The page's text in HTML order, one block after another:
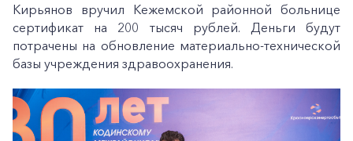
Кирьянов вручил Кежемской районной больнице
сертификат на 200 тысяч рублей. Деньги будут
потрачены на обновление материально-технической
базы учреждения здравоохранения.